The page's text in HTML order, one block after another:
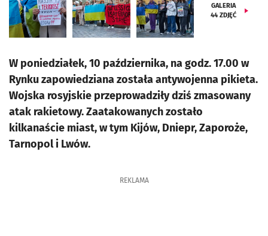
GALERIA
44 ZDJĘĆ
W poniedziałek, 10 października, na godz. 17.00 w
Rynku zapowiedziana została antywojenna pikieta.
Wojska rosyjskie przeprowadziły dziś zmasowany
atak rakietowy. Zaatakowanych zostało
kilkanaście miast, w tym Kijów, Dniepr, Zaporoże,
Tarnopol i Lwów.
REKLAMA